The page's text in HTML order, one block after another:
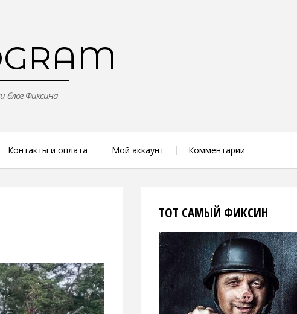
блог Фиксина
Контакты и оплата Мой аккаунт Комментарии
ТОТ САМЫЙ ФИКСИН